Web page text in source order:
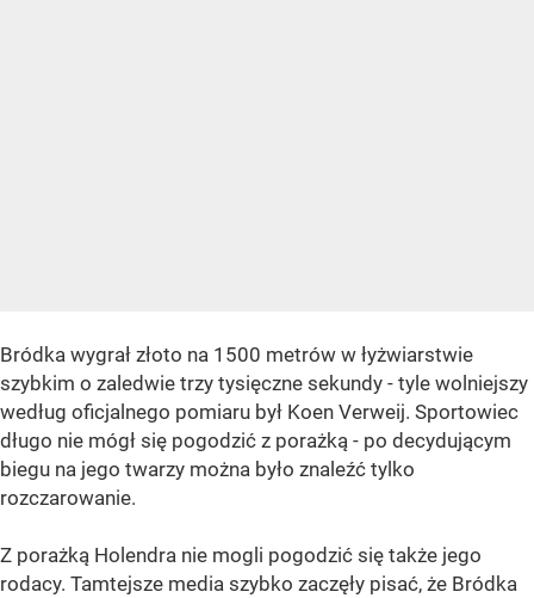
Bródka wygrał złoto na 1500 metrów w łyżwiarstwie
szybkim o zaledwie trzy tysięczne sekundy - tyle wolniejszy
według oficjalnego pomiaru był Koen Verweij. Sportowiec
długo nie mógł się pogodzić z porażką - po decydującym
biegu na jego twarzy można było znaleźć tylko
rozczarowanie.
Z porażką Holendra nie mogli pogodzić się także jego
rodacy. Tamtejsze media szybko zaczęły pisać, że Bródka